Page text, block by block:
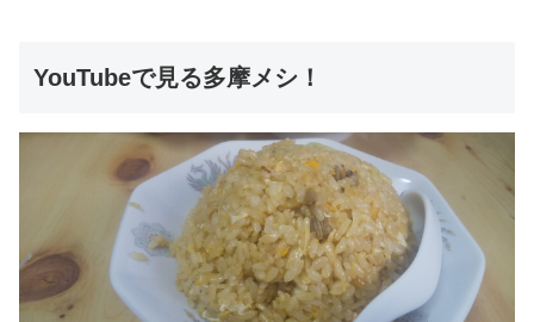
YouTubeで見る多摩メシ！